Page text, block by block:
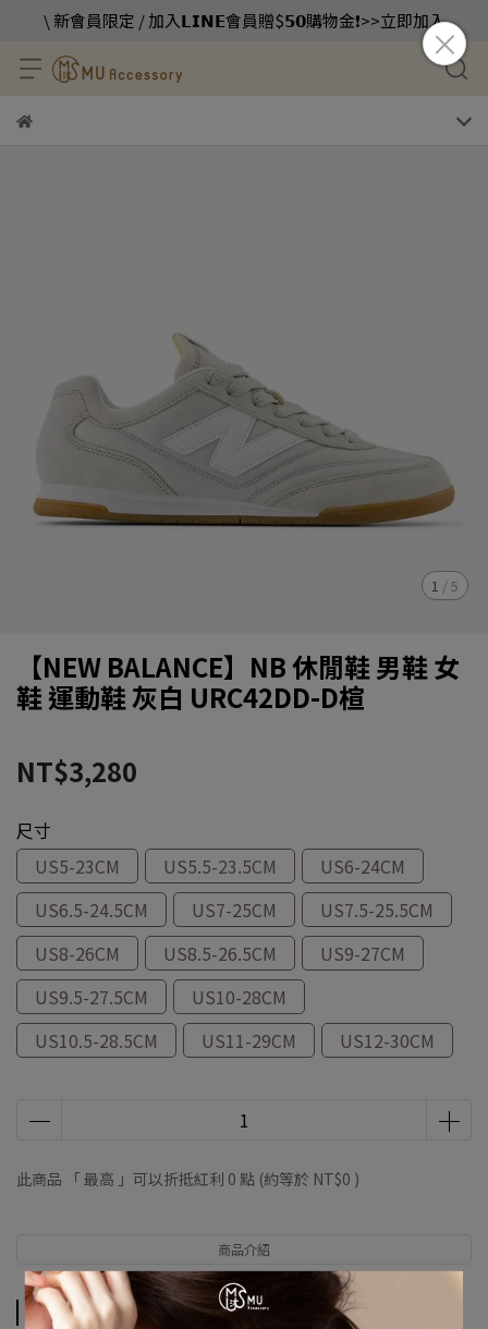
\ 新會員限定 / 加入𝗟𝗜𝗡𝗘會員贈$𝟱𝟬購物金❗️>>立即加入
1 /5
【NEW BALANCE】NB 休閒鞋 男鞋 女
鞋 運動鞋 灰白 URC42DD-D楦
NT$3,280
尺寸
US5-23CM
US5.5-23.5CM
US6-24CM
US6.5-24.5CM
US7-25CM
US7.5-25.5CM
US8-26CM
US8.5-26.5CM
US9-27CM
US9.5-27.5CM
US10-28CM
US10.5-28.5CM
US11-29CM US12-30CM
此商品 「 最高 」可以折抵紅利 0 點 (約等於 NT$0 )
商品介紹
商品介紹